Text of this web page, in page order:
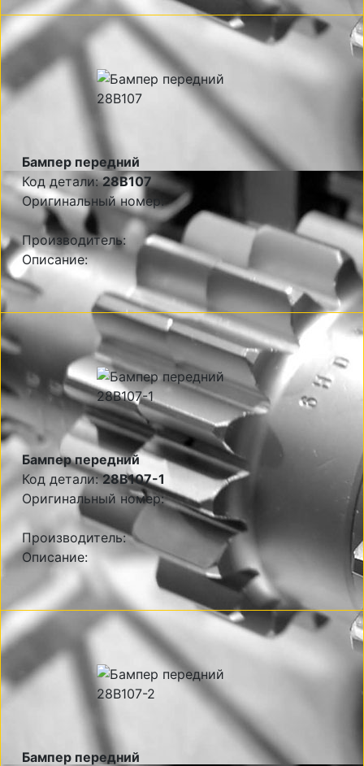
Бампер передний
Код детали:28B107
Оригинальный номер:
Производитель:
Описание:
Бампер передний
Код детали:28B107-1
Оригинальный номер:
Производитель:
Описание:
Бампер передний